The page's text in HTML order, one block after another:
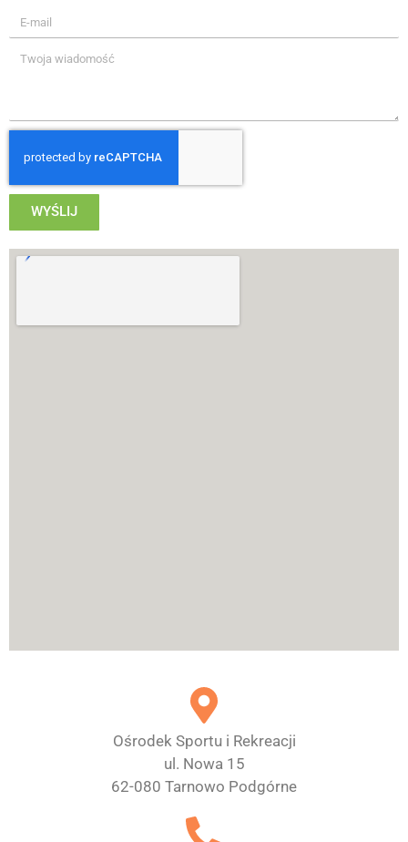
WYŚLIJ
Ośrodek Sportu i Rekreacji
ul. Nowa 15
62-080 Tarnowo Podgórne